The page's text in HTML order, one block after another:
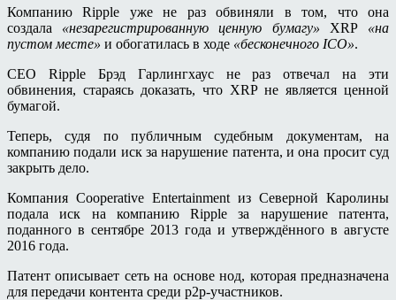
Компанию Ripple уже не раз обвиняли в том, что она
создала «незарегистрированную ценную бумагу» XRP «на
пустом месте» и обогатилась в ходе «бесконечного ICO».
CEO Ripple Брэд Гарлингхаус не раз отвечал на эти
обвинения, стараясь доказать, что XRP не является ценной
бумагой.
Теперь, судя по публичным судебным документам, на
компанию подали иск за нарушение патента, и она просит суд
закрыть дело.
Компания Cooperative Entertainment из Северной Каролины
подала иск на компанию Ripple за нарушение патента,
поданного в сентябре 2013 года и утверждённого в августе
2016 года.
Патент описывает сеть на основе нод, которая предназначена
для передачи контента среди p2p-участников.